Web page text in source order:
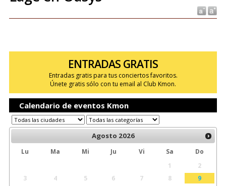
ENTRADAS GRATIS
Entradas gratis para tus conciertos favoritos.
Únete gratis sólo con tu email al Club Kmon.
Calendario de eventos Kmon
Agosto 2026
Lu Ma Mi Ju Vi Sa
Do
1
2
3
4 5 6 7 8
9